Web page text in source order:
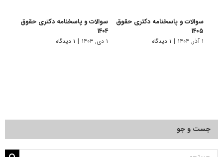
سوالات و پاسخنامه دکتری حقوق
۱۴۰۵
۱ آذر, ۱۴۰۴ | ۱ دیدگاه
سوالات و پاسخنامه دکتری حقوق
۱۴۰۴
۱ دی, ۱۴۰۳ | ۱ دیدگاه
جست و جو